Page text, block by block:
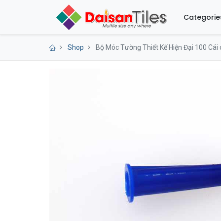
Shop Bộ Móc Tường Thiết Kế Hiện Đại 100